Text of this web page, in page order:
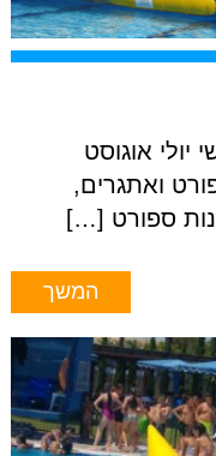
יולי אוגוסט
ואתגרים,
ספורט […]
המשך